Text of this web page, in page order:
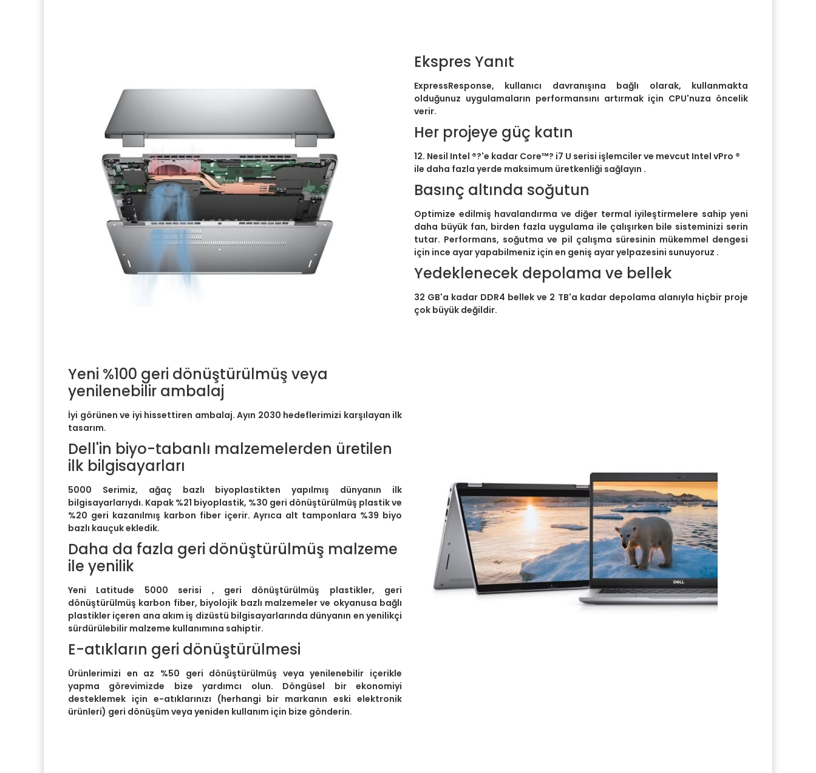
Ekspres Yanıt
ExpressResponse, kullanıcı davranışına bağlı olarak, kullanmakta
olduğunuz uygulamaların performansını artırmak için CPU'nuza öncelik
verir.
Her projeye güç katın
12. Nesil Intel ®?'e kadar Core™? i7 U serisi işlemciler ve mevcut Intel vPro ®
ile daha fazla yerde maksimum üretkenliği sağlayın .
Basınç altında soğutun
Optimize edilmiş havalandırma ve diğer termal iyileştirmelere sahip yeni
daha büyük fan, birden fazla uygulama ile çalışırken bile sisteminizi serin
tutar. Performans, soğutma ve pil çalışma süresinin mükemmel dengesi
için ince ayar yapabilmeniz için en geniş ayar yelpazesini sunuyoruz .
Yedeklenecek depolama ve bellek
32 GB'a kadar DDR4 bellek ve 2 TB'a kadar depolama alanıyla hiçbir proje
çok büyük değildir.
Yeni %100 geri dönüştürülmüş veya
yenilenebilir ambalaj
İyi görünen ve iyi hissettiren ambalaj. Ayın 2030 hedeflerimizi karşılayan ilk
tasarım.
Dell'in biyo-tabanlı malzemelerden üretilen
ilk bilgisayarları
5000 Serimiz, ağaç bazlı biyoplastikten yapılmış dünyanın ilk
bilgisayarlarıydı. Kapak %21 biyoplastik, %30 geri dönüştürülmüş plastik ve
%20 geri kazanılmış karbon fiber içerir. Ayrıca alt tamponlara %39 biyo
bazlı kauçuk ekledik.
Daha da fazla geri dönüştürülmüş malzeme
ile yenilik
Yeni Latitude 5000 serisi , geri dönüştürülmüş plastikler, geri
dönüştürülmüş karbon fiber, biyolojik bazlı malzemeler ve okyanusa bağlı
plastikler içeren ana akım iş dizüstü bilgisayarlarında dünyanın en yenilikçi
sürdürülebilir malzeme kullanımına sahiptir.
E-atıkların geri dönüştürülmesi
Ürünlerimizi en az %50 geri dönüştürülmüş veya yenilenebilir içerikle
yapma görevimizde bize yardımcı olun. Döngüsel bir ekonomiyi
desteklemek için e-atıklarınızı (herhangi bir markanın eski elektronik
ürünleri) geri dönüşüm veya yeniden kullanım için bize gönderin.